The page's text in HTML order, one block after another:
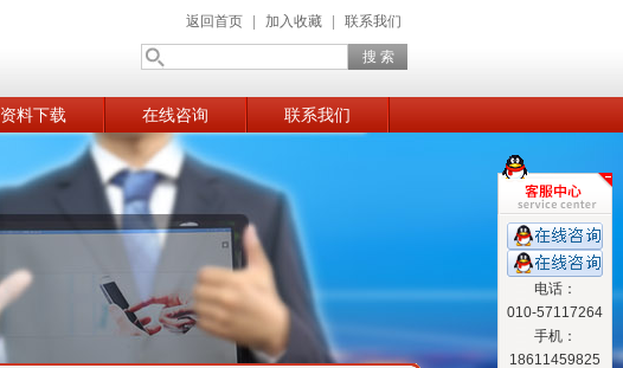
返回首页 加入收藏 联系我们
资料下载 在线咨询 联系我们
电话：
010-57117264
手机：
18611459825